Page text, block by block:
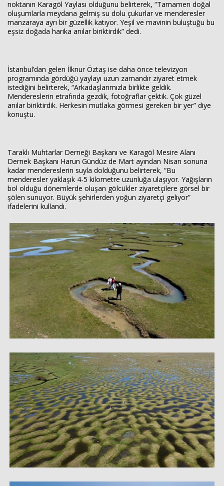
noktanın Karagöl Yaylası olduğunu belirterek, “Tamamen doğal
oluşumlarla meydana gelmiş su dolu çukurlar ve menderesler
manzaraya ayrı bir güzellik katıyor. Yeşil ve mavinin buluştuğu bu
eşsiz doğada harika anılar biriktirdik” dedi.
İstanbul’dan gelen İlknur Öztaş ise daha önce televizyon
programında gördüğü yaylayı uzun zamandır ziyaret etmek
istediğini belirterek, “Arkadaşlarımızla birlikte geldik.
Mendereslerin etrafında gezdik, fotoğraflar çektik. Çok güzel
anılar biriktirdik. Herkesin mutlaka görmesi gereken bir yer” diye
konuştu.
Taraklı Muhtarlar Derneği Başkanı ve Karagöl Mesire Alanı
Dernek Başkanı Harun Gündüz de Mart ayından Nisan sonuna
kadar mendereslerin suyla dolduğunu belirterek, “Bu
menderesler yaklaşık 4-5 kilometre uzunluğa ulaşıyor. Yağışların
bol olduğu dönemlerde oluşan gölcükler ziyaretçilere görsel bir
şölen sunuyor. Büyük şehirlerden yoğun ziyaretçi geliyor”
ifadelerini kullandı.